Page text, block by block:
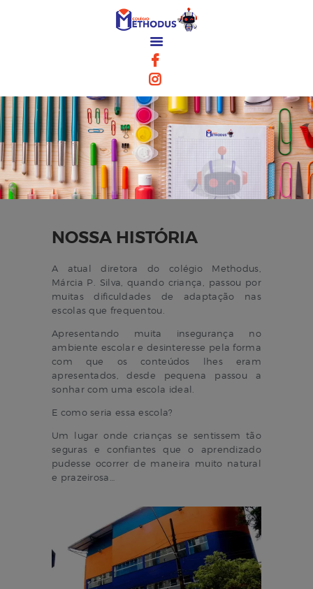
INTENÇÃO DE VAGA
BOLETIM
CONTATO
NOSSA HISTÓRIA
A atual diretora do colégio Methodus,
Márcia P. Silva, quando criança, passou por
muitas dificuldades de adaptação nas
escolas que frequentou.
Apresentando muita insegurança no
ambiente escolar e desinteresse pela forma
com que os conteúdos lhes eram
apresentados, desde pequena passou a
sonhar com uma escola ideal.
E como seria essa escola?
Um lugar onde crianças se sentissem tão
seguras e confiantes que o aprendizado
pudesse ocorrer de maneira muito natural
e prazeirosa…